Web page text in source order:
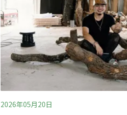
2026年05月20日